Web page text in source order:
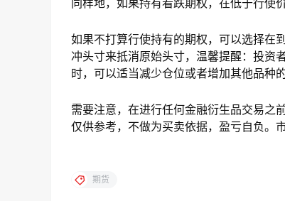
如果不打算行使持有的期权，可以选择在
冲头寸来抵消原始头寸，温馨提醒：投资
时，可以适当减少仓位或者增加其他品种
需要注意，在进行任何金融衍生品交易之
仅供参考，不做为买卖依据，盈亏自负。
期货